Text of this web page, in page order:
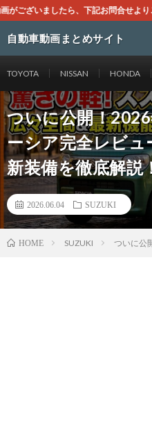
せよりご連絡ください。即刻対処
自動車動画まとめサイト
TOYOTA NISSAN HONDA
ついに公開！
ーシア完全レビュ
新装備を徹底解説
2026.06.04 SUZUKI
HOME SUZUKI ついに公